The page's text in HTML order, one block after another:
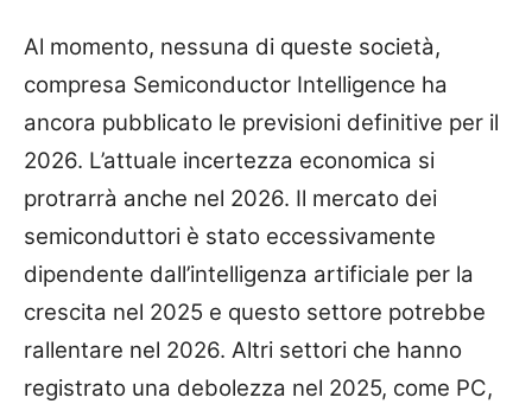
Al momento, nessuna di queste società,
compresa Semiconductor Intelligence ha
ancora pubblicato le previsioni definitive per il
2026. L’attuale incertezza economica si
protrarrà anche nel 2026. Il mercato dei
semiconduttori è stato eccessivamente
dipendente dall’intelligenza artificiale per la
crescita nel 2025 e questo settore potrebbe
rallentare nel 2026. Altri settori che hanno
registrato una debolezza nel 2025, come PC,